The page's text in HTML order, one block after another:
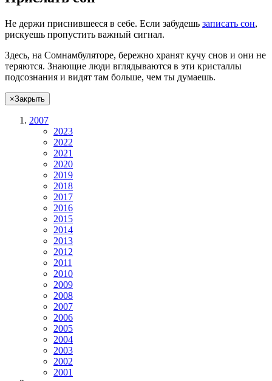
Не держи приснившееся в себе. Если забудешь записать сон,
рискуешь пропустить важный сигнал.
Здесь, на Сомнамбуляторе, бережно хранят кучу снов и они не
теряются. Знающие люди вглядываются в эти кристаллы
подсознания и видят там больше, чем ты думаешь.
×Закрыть
2007
2023
2022
2021
2020
2019
2018
2017
2016
2015
2014
2013
2012
2011
2010
2009
2008
2007
2006
2005
2004
2003
2002
2001